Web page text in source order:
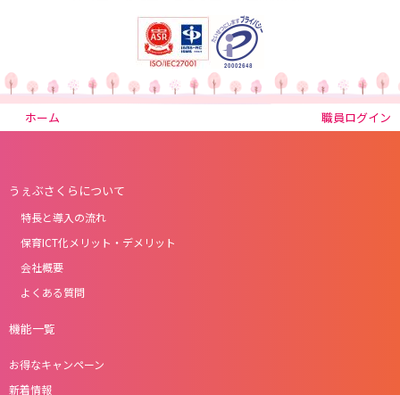
ホーム 職員ログイン
うぇぶさくらについて
特長と導入の流れ
保育ICT化メリット・デメリット
会社概要
よくある質問
機能一覧
お得なキャンペーン
新着情報